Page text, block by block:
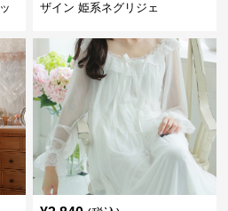
ザイン 姫系ネグリジェ